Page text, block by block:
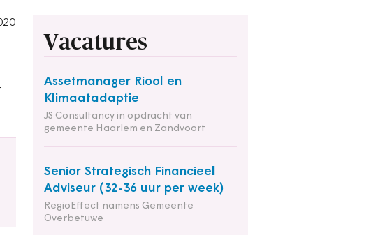
Vacatures
Assetmanager Riool en
Klimaatadaptie
JS Consultancy in opdracht van
gemeente Haarlem en Zandvoort
Senior Strategisch Financieel
Adviseur (32-36 uur per week)
RegioEffect namens Gemeente
Overbetuwe